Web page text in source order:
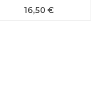
Prix
16,50 €